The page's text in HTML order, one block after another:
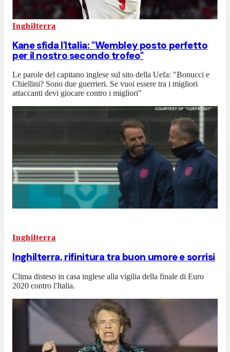
Inghilterra
Kane sfida l'Italia: "Wembley posto perfetto
per il nostro secondo trofeo"
Le parole del capitano inglese sul sito della Uefa: "Bonucci e
Chiellini? Sono due guerrieri. Se vuoi essere tra i migliori
attaccanti devi giocare contro i migliori"
Inghilterra
Inghilterra, rifinitura tra buon umore e sorrisi
Clima disteso in casa inglese alla vigilia della finale di Euro
2020 contro l'Italia.